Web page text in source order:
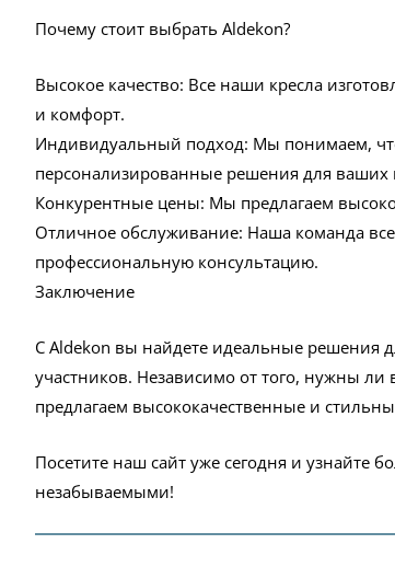
Почему стоит выбрать Aldekon?
Высокое качество: Все наши кресла
и комфорт.
Индивидуальный подход: Мы понимаем,
персонализированные решения для ваших
Конкурентные цены: Мы предлагаем
Отличное обслуживание: Наша команда
профессиональную консультацию.
Заключение
С Aldekon вы найдете идеальные решения
участников. Независимо от того, нужны
предлагаем высококачественные и
Посетите наш сайт уже сегодня и узнайте
незабываемыми!